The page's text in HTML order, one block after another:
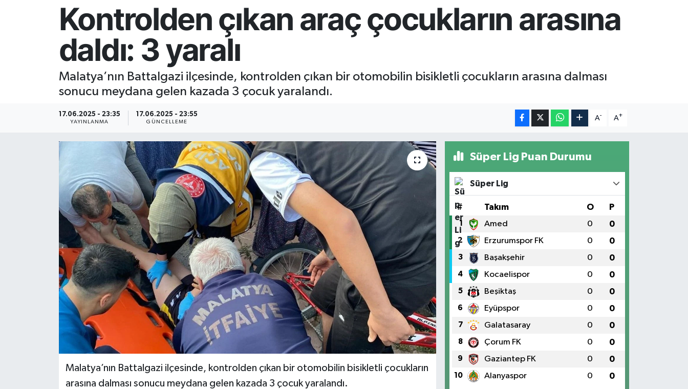
Kontrolden çıkan araç çocukların arasına
daldı: 3 yaralı
Malatya’nın Battalgazi ilçesinde, kontrolden çıkan bir otomobilin bisikletli çocukların arasına dalması
sonucu meydana gelen kazada 3 çocuk yaralandı.
17.06.2025 - 23:35
YAYINLANMA
17.06.2025 - 23:55
GÜNCELLEME
A- A+
Malatya’nın Battalgazi ilçesinde, kontrolden çıkan bir otomobilin bisikletli çocukların
arasına dalması sonucu meydana gelen kazada 3 çocuk yaralandı.
Süper Lig Puan Durumu
Süper Lig
# Takım O P
1 Amed 0 0
2 Erzurumspor FK 0 0
3 Başakşehir 0 0
4 Kocaelispor 0 0
5 Beşiktaş 0 0
6 Eyüpspor 0 0
7 Galatasaray 0 0
8 Çorum FK 0 0
9 Gaziantep FK 0 0
10 Alanyaspor 0 0
Resmi İlan